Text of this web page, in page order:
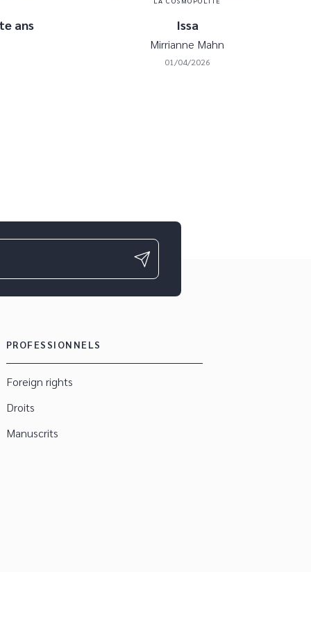
ans Issa
Mirrianne Mahn
01/04/2026
PROFESSIONNELS
Foreign rights
Droits
Manuscrits